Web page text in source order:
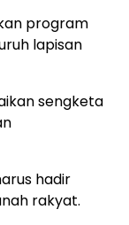
program
lapisan
sengketa
hadir
rakyat.